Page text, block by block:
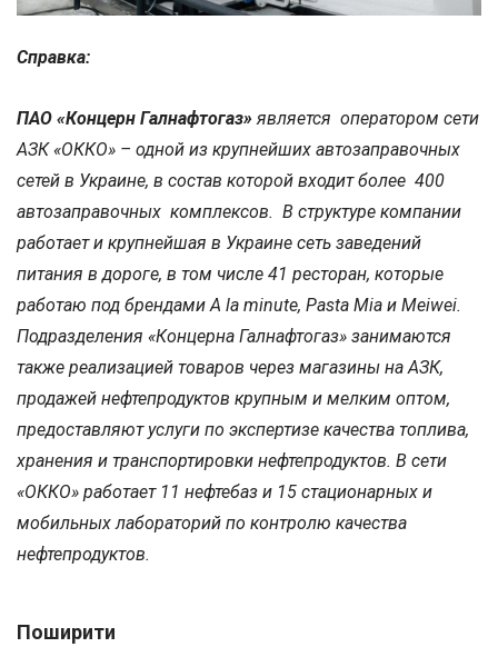
Справка:
ПАО «Концерн Галнафтогаз»является оператором сети
АЗК «ОККО» – одной из крупнейших автозаправочных
сетей в Украине, в состав которой входит более 400
автозаправочных комплексов. В структуре компании
работает и крупнейшая в Украине сеть заведений
питания в дороге, в том числе 41 ресторан, которые
работаю под брендами A la minute, Pasta Mia и Meiwei.
Подразделения «Концерна Галнафтогаз» занимаются
также реализацией товаров через магазины на АЗК,
продажей нефтепродуктов крупным и мелким оптом,
предоставляют услуги по экспертизе качества топлива,
хранения и транспортировки нефтепродуктов. В сети
«ОККО» работает 11 нефтебаз и 15 стационарных и
мобильных лабораторий по контролю качества
нефтепродуктов.
Поширити